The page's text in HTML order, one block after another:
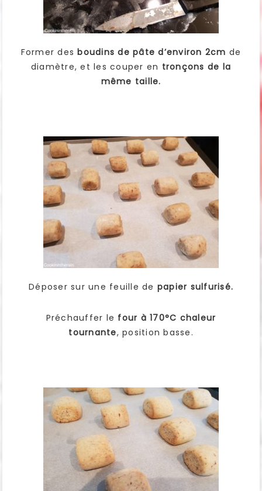
Former desboudins de pâte d’environ 2cm de
diamètre, et les couper en tronçons de la
même taille.
Déposer sur une feuille de papier sulfurisé.
Préchauffer le four à 170°C chaleur
tournante, position basse.